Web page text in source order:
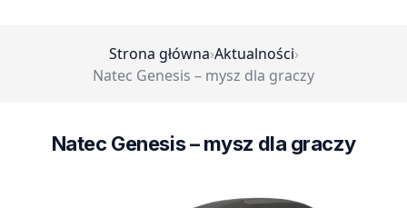
Strona główna›Aktualności›
Natec Genesis – mysz dla graczy
Natec Genesis – mysz dla graczy